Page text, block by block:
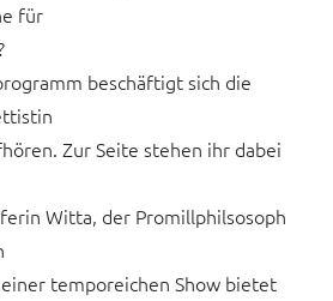
für
beschäftigt sich die
Zur Seite stehen ihr dabei
Witta, der Promillphilsosoph
temporeichen Show bietet